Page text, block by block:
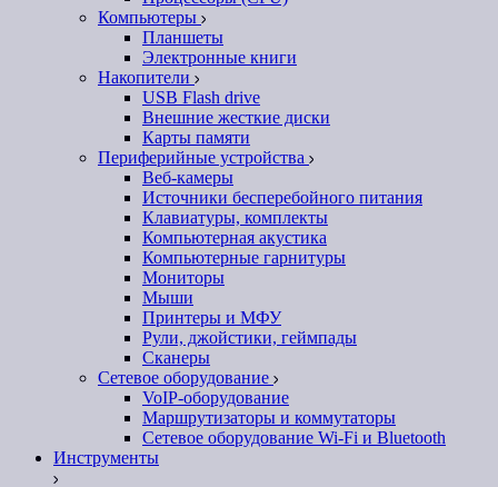
Компьютеры
Планшеты
Электронные книги
Накопители
USB Flash drive
Внешние жесткие диски
Карты памяти
Периферийные устройства
Веб-камеры
Источники бесперебойного питания
Клавиатуры, комплекты
Компьютерная акустика
Компьютерные гарнитуры
Мониторы
Мыши
Принтеры и МФУ
Рули, джойстики, геймпады
Сканеры
Сетевое оборудование
VoIP-оборудование
Маршрутизаторы и коммутаторы
Сетевое оборудование Wi-Fi и Bluetooth
Инструменты